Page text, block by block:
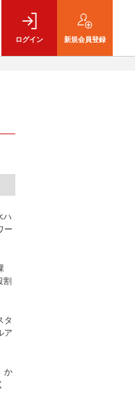
ログイン 新規会員登録
ハ
ー
割
タ
ア
か